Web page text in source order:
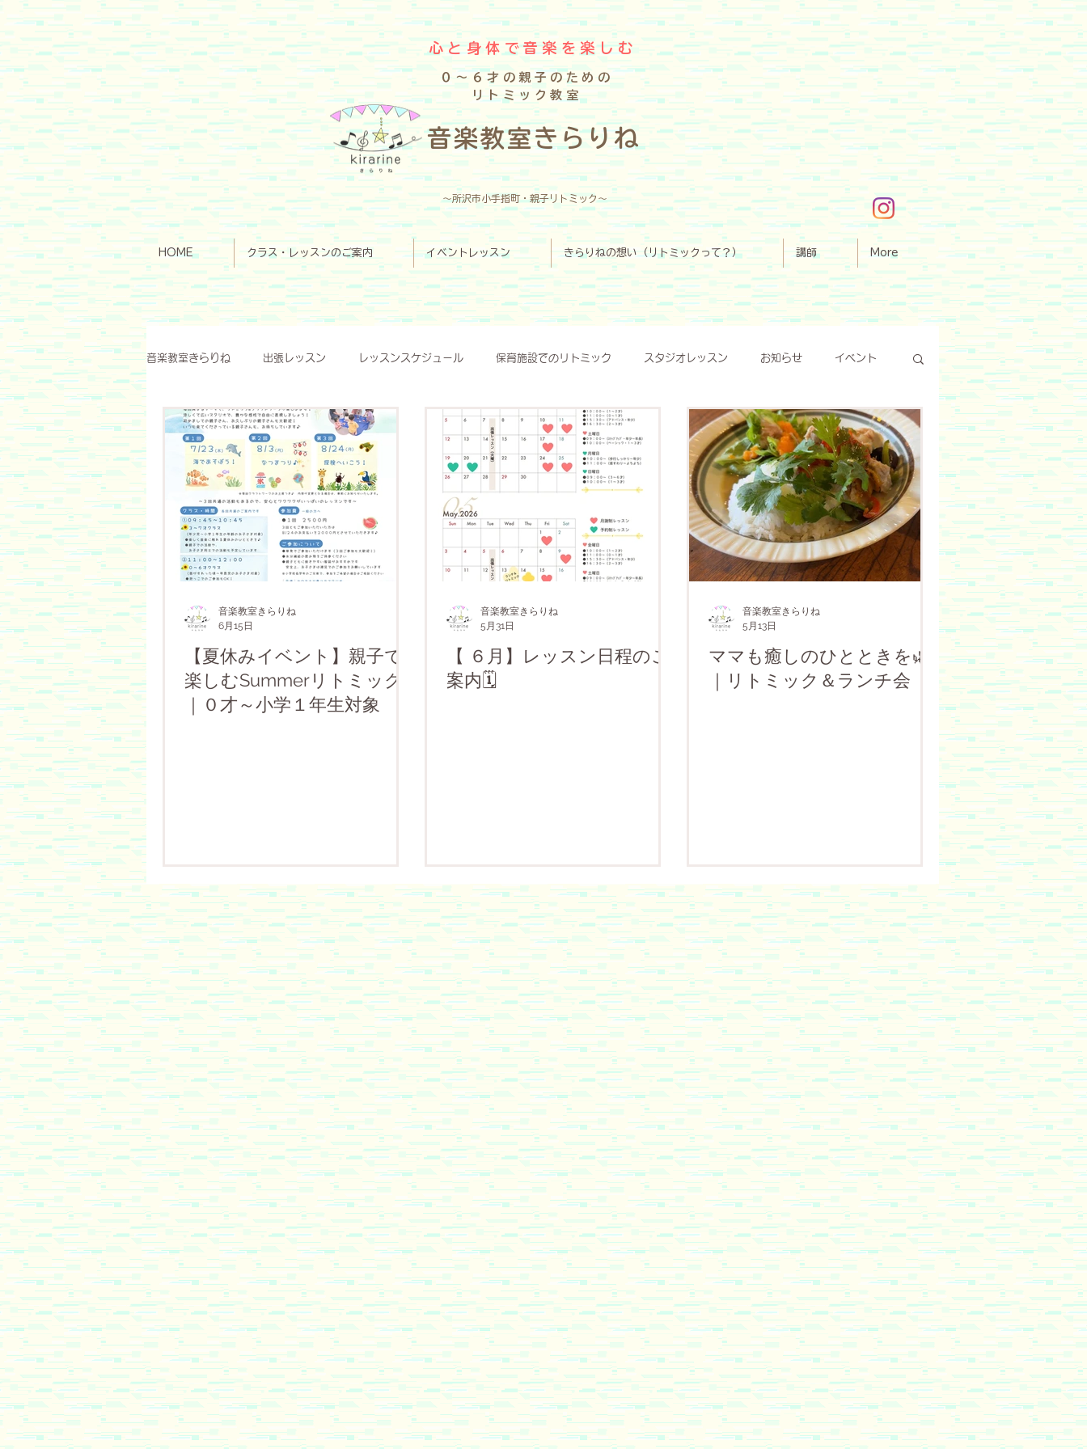
心と身体で音楽を楽しむ
０～６才の親子のための
リトミック教室
​音楽教室きらりね
～所沢市小手指町・親子リトミック～
HOME クラス・レッスンのご案内 イベントレッスン きらりねの想い（リトミックって？） 講師 More
音楽教室きらりね 出張レッスン レッスンスケジュール 保育施設でのリトミック スタジオレッスン お知らせ イベント
その他 きらりね リトミックについて 制作 １〜３才クラス ３〜６才クラス 予約制レッスン 月謝制レッスン
おはなし会 クリスマス会 ０～１才クラス １～２才クラス ２～３才クラス 同学年クラス
ハロウィン 未就学児 ランチおはなし会 お試しレッスン会 年度末レッスン ワークショップ クラフトワーク
インタビュー記事 クリスマス会
【夏休みイベント】親子で
楽しむSummerリトミック
｜０才～小学１年生対象
音楽教室きらりね
6月15日
【 ６月】レッスン日程のご
案内🗓️
音楽教室きらりね
5月31日
ママも癒しのひとときを🌿
｜リトミック＆ランチ会
音楽教室きらりね
5月13日